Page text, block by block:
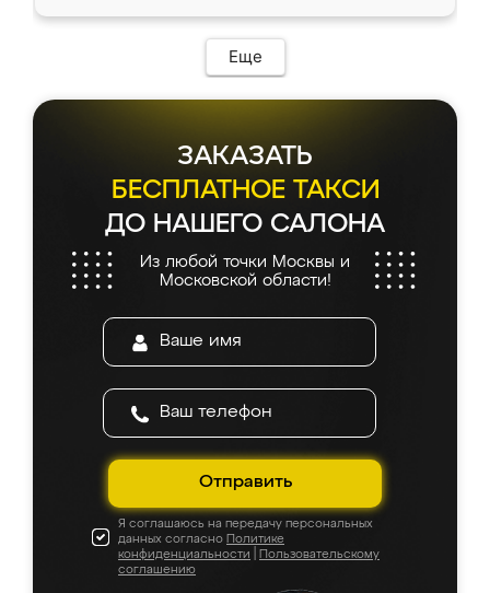
Еще
ЗАКАЗАТЬ
БЕСПЛАТНОЕ ТАКСИ
ДО НАШЕГО САЛОНА
Из любой точки Москвы и
Московской области!
Отправить
Я соглашаюсь на передачу персональных
данных согласно Политике
конфиденциальности
Пользовательскому
соглашению